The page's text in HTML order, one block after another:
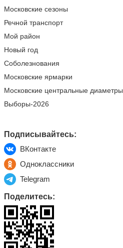
Московские сезоны
Речной транспорт
Мой район
Новый год
Соболезнования
Московские ярмарки
Московские центральные диаметры
Выборы-2026
Подписывайтесь:
ВКонтакте
Одноклассники
Telegram
Поделитесь: